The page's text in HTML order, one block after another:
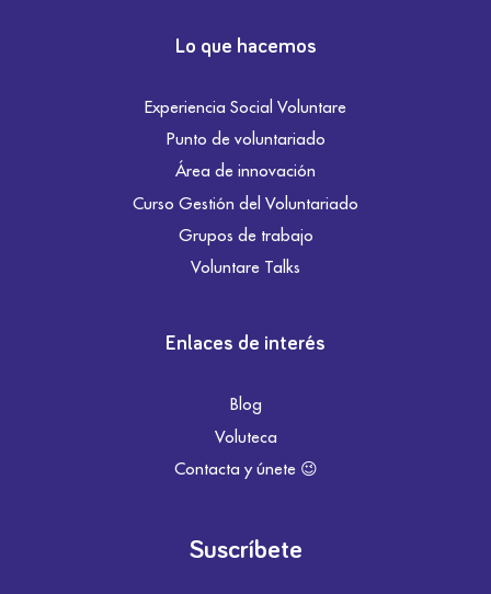
Lo que hacemos
Experiencia Social Voluntare
Punto de voluntariado
Área de innovación
Curso Gestión del Voluntariado
Grupos de trabajo
Voluntare Talks
Enlaces de interés
Blog
Voluteca
Contacta y únete 😉
Suscríbete